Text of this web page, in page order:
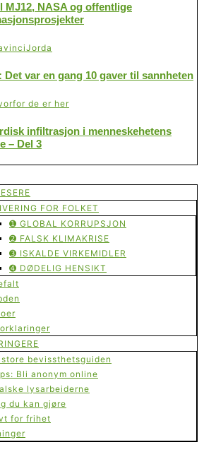
MJ12, NASA og offentlige
Det var en gang 10 gaver til sannheten
infiltrasjon i menneskehetens
– Del 3
FOR FOLKET
➊ GLOBAL KORRUPSJON
➋ FALSK KLIMAKRISE
➌ ISKALDE VIRKEMIDLER
➍ DØDELIG HENSIKT
store bevissthetsguiden
Bli anonym online
lysarbeiderne
du kan gjøre
for frihet